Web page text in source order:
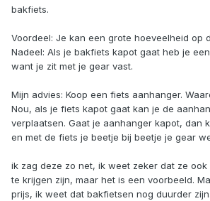
bakfiets.
Voordeel: Je kan een grote hoeveelheid op
Nadeel: Als je bakfiets kapot gaat heb je
want je zit met je gear vast.
Mijn advies: Koop een fiets aanhanger.
Nou, als je fiets kapot gaat kan je de
verplaatsen. Gaat je aanhanger kapot, dan
en met de fiets je beetje bij beetje je gear
ik zag deze zo net, ik weet zeker dat ze
te krijgen zijn, maar het is een voorbeeld.
prijs, ik weet dat bakfietsen nog duurder zijn.